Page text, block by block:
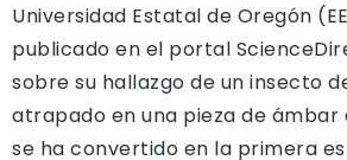
Universidad Estatal de Oregón
publicado en el portal
sobre su hallazgo de un insecto
atrapado en una pieza de ámbar
se ha convertido en la primera